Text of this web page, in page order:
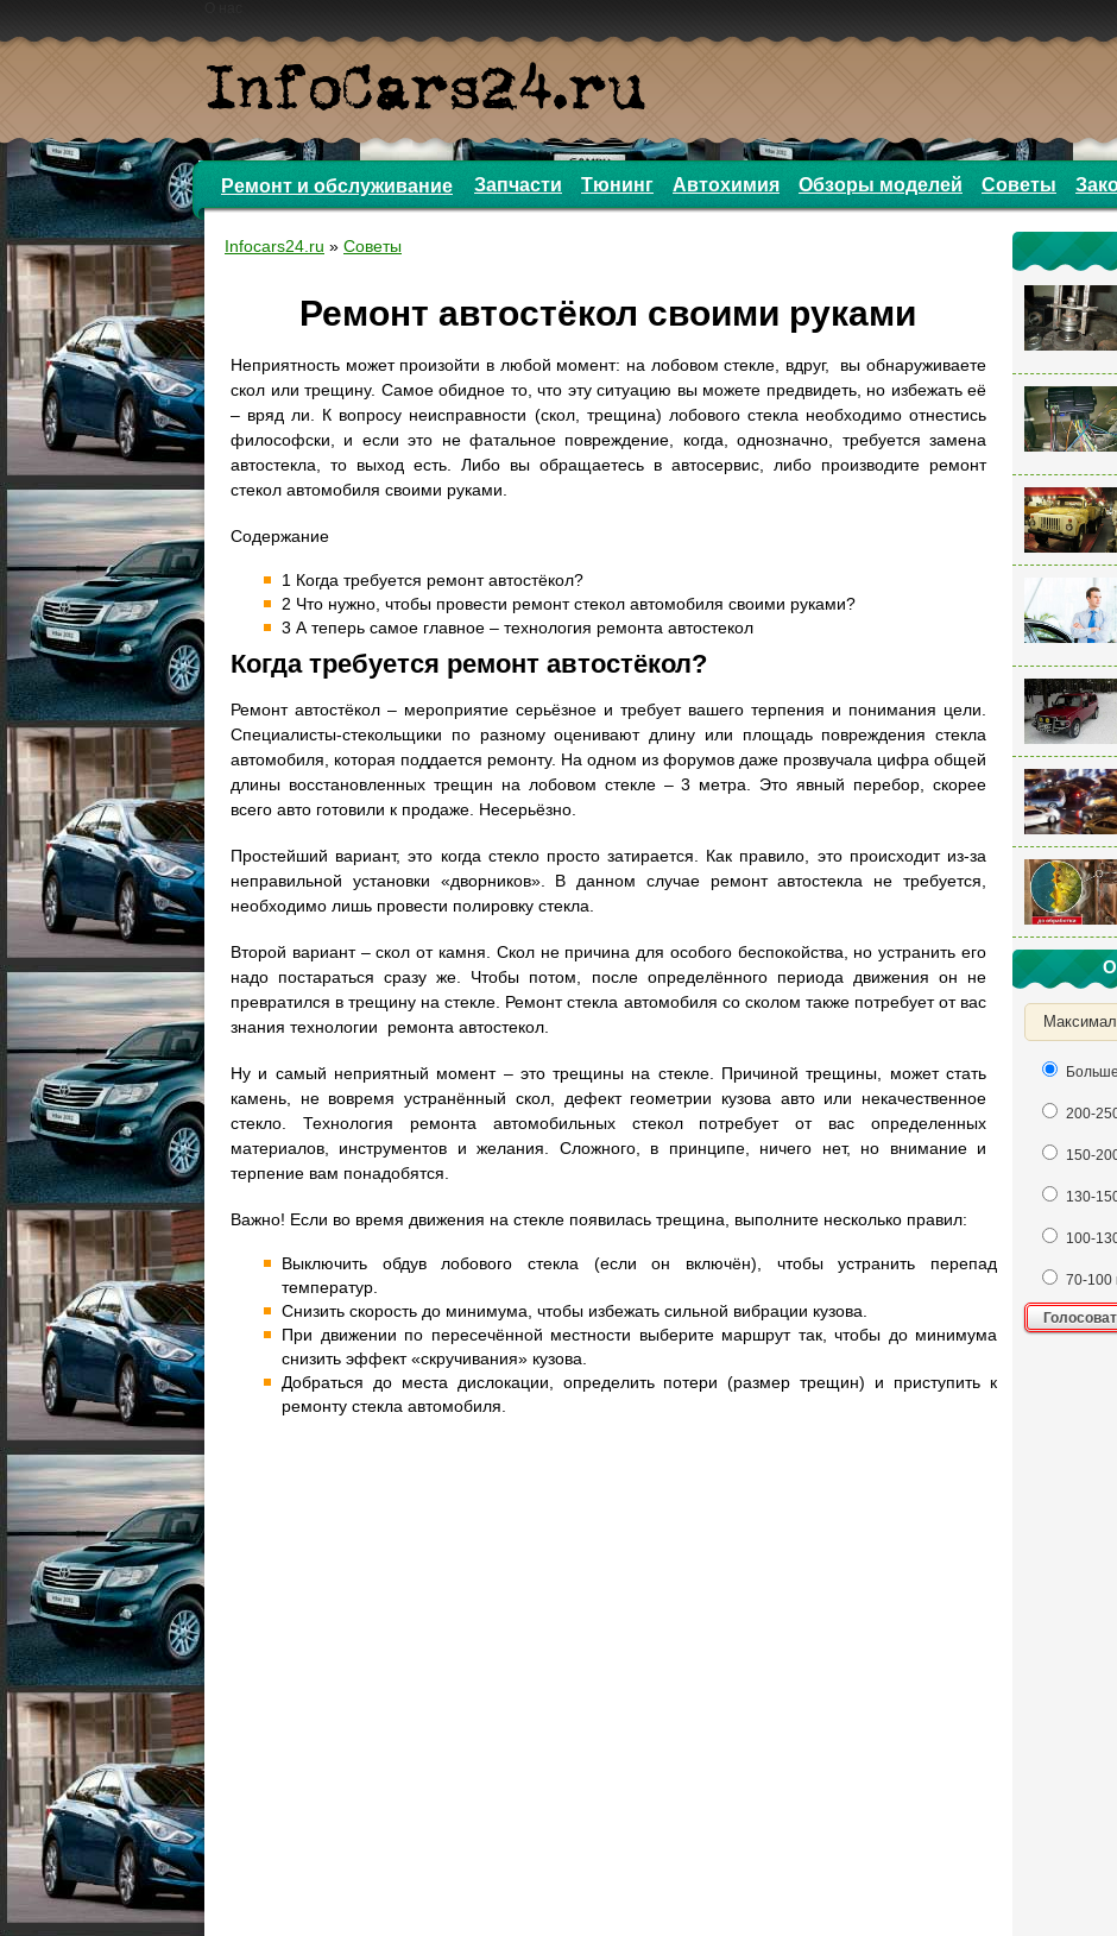
Ремонт и обслуживание Запчасти Тюнинг Автохимия Обзоры моделей Советы
200-
150-
130-
100-
70-100
Infocars24.ru » Советы
Ремонт автостёкол своими руками
Неприятность может произойти в любой момент: на лобовом стекле, вдруг, вы обнаруживаете
скол или трещину. Самое обидное то, что эту ситуацию вы можете предвидеть, но избежать её
– вряд ли. К вопросу неисправности (скол, трещина) лобового стекла необходимо отнестись
философски, и если это не фатальное повреждение, когда, однозначно, требуется замена
автостекла, то выход есть. Либо вы обращаетесь в автосервис, либо производите ремонт
стекол автомобиля своими руками.
Содержание
1 Когда требуется ремонт автостёкол?
2 Что нужно, чтобы провести ремонт стекол автомобиля своими руками?
3 А теперь самое главное – технология ремонта автостекол
Когда требуется ремонт автостёкол?
Ремонт автостёкол – мероприятие серьёзное и требует вашего терпения и понимания цели.
Специалисты-стекольщики по разному оценивают длину или площадь повреждения стекла
автомобиля, которая поддается ремонту. На одном из форумов даже прозвучала цифра общей
длины восстановленных трещин на лобовом стекле – 3 метра. Это явный перебор, скорее
всего авто готовили к продаже. Несерьёзно.
Простейший вариант, это когда стекло просто затирается. Как правило, это происходит из-за
неправильной установки «дворников». В данном случае ремонт автостекла не требуется,
необходимо лишь провести полировку стекла.
Второй вариант – скол от камня. Скол не причина для особого беспокойства, но устранить его
надо постараться сразу же. Чтобы потом, после определённого периода движения он не
превратился в трещину на стекле. Ремонт стекла автомобиля со сколом также потребует от вас
знания технологии ремонта автостекол.
Ну и самый неприятный момент – это трещины на стекле. Причиной трещины, может стать
камень, не вовремя устранённый скол, дефект геометрии кузова авто или некачественное
стекло. Технология ремонта автомобильных стекол потребует от вас определенных
материалов, инструментов и желания. Сложного, в принципе, ничего нет, но внимание и
терпение вам понадобятся.
Важно! Если во время движения на стекле появилась трещина, выполните несколько правил:
Выключить обдув лобового стекла (если он включён), чтобы устранить перепад
температур.
Снизить скорость до минимума, чтобы избежать сильной вибрации кузова.
При движении по пересечённой местности выберите маршрут так, чтобы до минимума
снизить эффект «скручивания» кузова.
Добраться до места дислокации, определить потери (размер трещин) и приступить к
ремонту стекла автомобиля.